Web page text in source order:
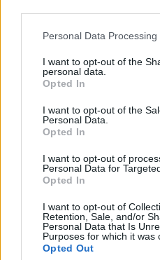
Personal Data
I want to opt-out of the
personal data.
Opted In
I want to opt-out of the
Personal Data.
Opted In
I want to opt-out of
Personal Data for
Opted In
I want to opt-out of
Retention, Sale, and/or
Personal Data that Is
Purposes for which it was
Opted Out
Kamarádka:
Kamarád: